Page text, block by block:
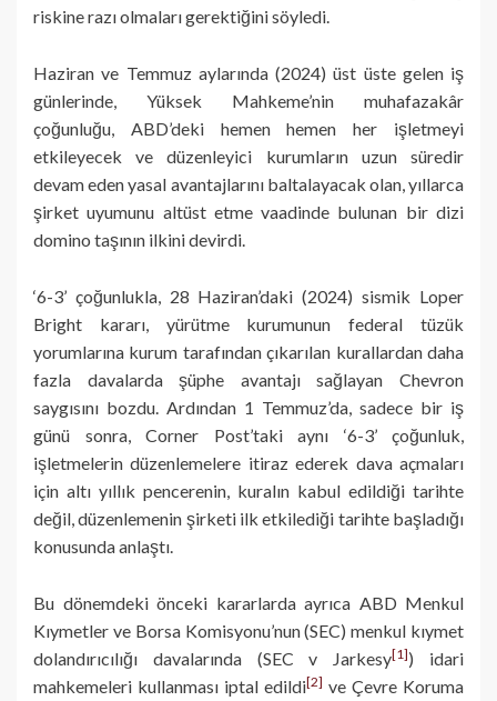
riskine razı olmaları gerektiğini söyledi.
Haziran ve Temmuz aylarında (2024) üst üste gelen iş
günlerinde, Yüksek Mahkeme’nin muhafazakâr
çoğunluğu, ABD’deki hemen hemen her işletmeyi
etkileyecek ve düzenleyici kurumların uzun süredir
devam eden yasal avantajlarını baltalayacak olan, yıllarca
şirket uyumunu altüst etme vaadinde bulunan bir dizi
domino taşının ilkini devirdi.
‘6-3’ çoğunlukla, 28 Haziran’daki (2024) sismik Loper
Bright kararı, yürütme kurumunun federal tüzük
yorumlarına kurum tarafından çıkarılan kurallardan daha
fazla davalarda şüphe avantajı sağlayan Chevron
saygısını bozdu. Ardından 1 Temmuz’da, sadece bir iş
günü sonra, Corner Post’taki aynı ‘6-3’ çoğunluk,
işletmelerin düzenlemelere itiraz ederek dava açmaları
için altı yıllık pencerenin, kuralın kabul edildiği tarihte
değil, düzenlemenin şirketi ilk etkilediği tarihte başladığı
konusunda anlaştı.
Bu dönemdeki önceki kararlarda ayrıca ABD Menkul
Kıymetler ve Borsa Komisyonu’nun (SEC) menkul kıymet
dolandırıcılığı davalarında (SEC v Jarkesy[1]) idari
mahkemeleri kullanması iptal edildi[2] ve Çevre Koruma